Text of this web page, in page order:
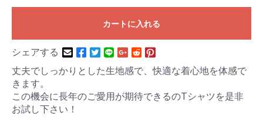
カートに入れる
シェアする
丈夫でしっかりとした生地感で、快適な着心地を体感で
きます。
この機会に長年のご愛用が期待できるのTシャツを是非
お試し下さい！